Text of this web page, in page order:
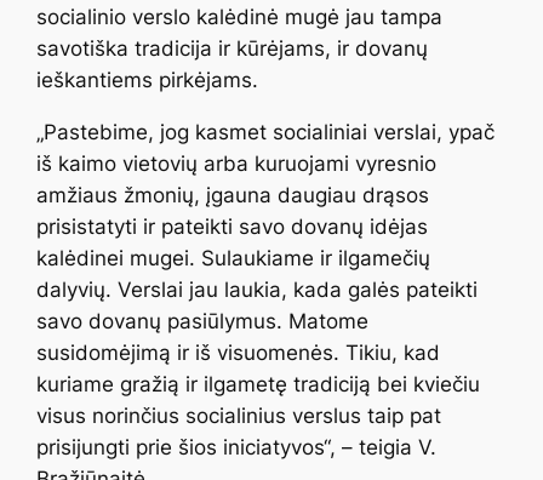
socialinio verslo kalėdinė mugė jau tampa
savotiška tradicija ir kūrėjams, ir dovanų
ieškantiems pirkėjams.
„Pastebime, jog kasmet socialiniai verslai, ypač
iš kaimo vietovių arba kuruojami vyresnio
amžiaus žmonių, įgauna daugiau drąsos
prisistatyti ir pateikti savo dovanų idėjas
kalėdinei mugei. Sulaukiame ir ilgamečių
dalyvių. Verslai jau laukia, kada galės pateikti
savo dovanų pasiūlymus. Matome
susidomėjimą ir iš visuomenės. Tikiu, kad
kuriame gražią ir ilgametę tradiciją bei kviečiu
visus norinčius socialinius verslus taip pat
prisijungti prie šios iniciatyvos“, – teigia V.